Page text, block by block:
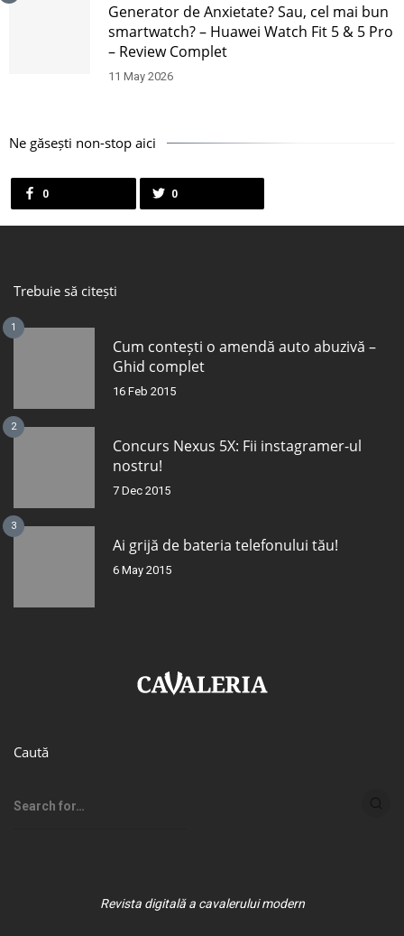
Generator de Anxietate? Sau, cel mai bun
smartwatch? – Huawei Watch Fit 5 & 5 Pro
– Review Complet
11 May 2026
Ne găsești non-stop aici
0 0
Trebuie să citești
1
Cum contești o amendă auto abuzivă –
Ghid complet
16 Feb 2015
2
Concurs Nexus 5X: Fii instagramer-ul
nostru!
7 Dec 2015
3
Ai grijă de bateria telefonului tău!
6 May 2015
Caută
Revista digitală a cavalerului modern